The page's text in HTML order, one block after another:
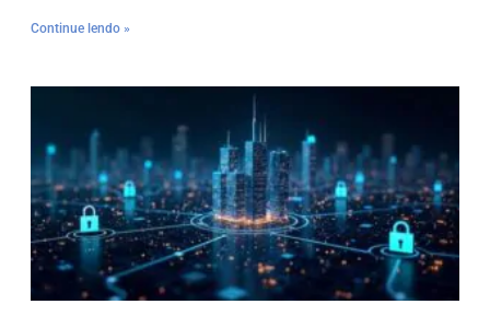
Continue lendo »